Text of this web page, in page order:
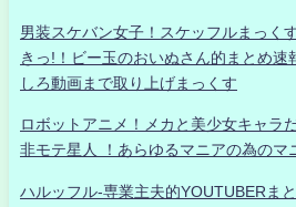
男装スケバン女子！スケッフルまっく
きっ!！ビー玉のおいぬさん的まとめ
しろ動画まで取り上げまっくす
ロボットアニメ！メカと美少女キャラ
非モテ星人 ！あらゆるマニアの為のマ
ハルッフル-専業主夫的YOUTUBERま